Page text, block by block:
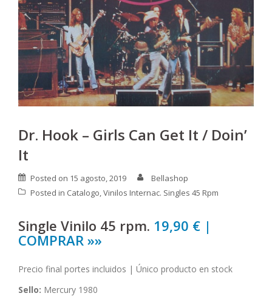
Dr. Hook – Girls Can Get It / Doin’
It
Posted on 15 agosto, 2019
Bellashop
Posted in Catalogo Vinilos Internac. Singles 45 Rpm
Single Vinilo 45 rpm. 19,90 € |
COMPRAR »»
Precio final portes incluidos | Único producto en stock
Sello: Mercury 1980